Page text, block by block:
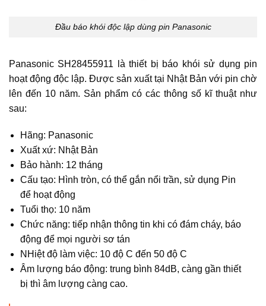
Đầu báo khói độc lập dùng pin Panasonic
Panasonic SH28455911 là thiết bị báo khói sử dụng pin
hoạt động độc lập. Được sản xuất tại Nhật Bản với pin chờ
lên đến 10 năm. Sản phẩm có các thông số kĩ thuật như
sau:
Hãng: Panasonic
Xuất xứ: Nhật Bản
Bảo hành: 12 tháng
Cấu tạo: Hình tròn, có thể gắn nổi trần, sử dụng Pin
để hoạt động
Tuổi thọ: 10 năm
Chức năng: tiếp nhận thông tin khi có đám cháy, báo
động để mọi người sơ tán
NHiệt độ làm việc: 10 độ C đến 50 độ C
Âm lượng báo động: trung bình 84dB, càng gần thiết
bị thì âm lượng càng cao.